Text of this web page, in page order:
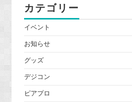
カテゴリー
イベント
お知らせ
グッズ
デジコン
ピアプロ